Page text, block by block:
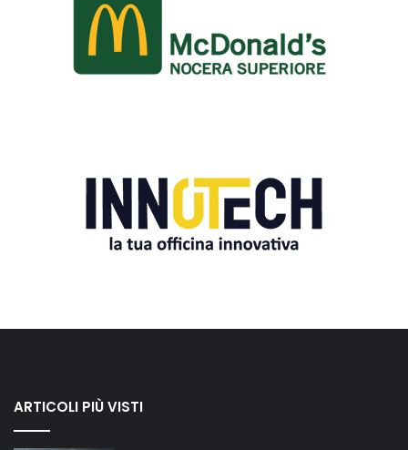
ARTICOLI PIÙ VISTI